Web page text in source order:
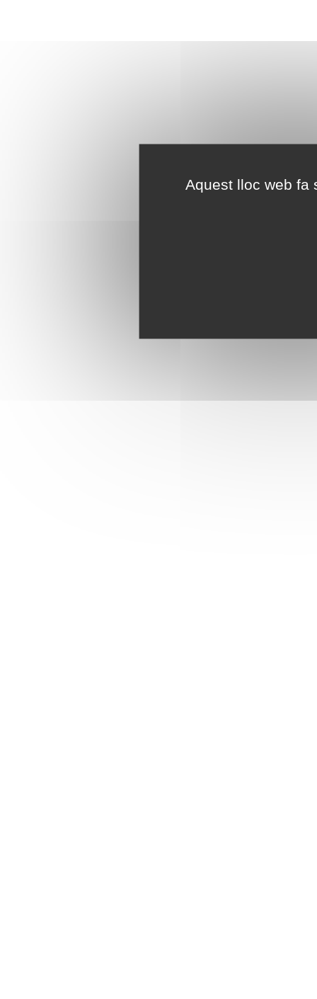
Aquest lloc web fa